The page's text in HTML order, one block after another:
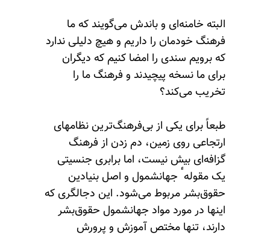
البته خامنه‌ای و باندش می‌گویند که ما
فرهنگ خودمان را داریم و هیچ دلیلی ندارد
که برویم سندی را امضا کنیم که دیگران
برای ما نسخه پیچیدند و فرهنگ ما را
تخریب می‌کند؟
طبعاً برای یکی از بی‌فرهنگ‌ترین نظامهای
ارتجاعی روی زمین، دم زدن از فرهنگ
گزافه‌ای بیش نیست، اما برابری جنسیتی
یک مقولهٴ جهانشمول و اصل بنیادین
حقوق‌بشر مربوط می‌شود. این دجالگری که
اینها در مورد مواد جهانشمول حقوق‌بشر
دارند، تنها مختص آموزش و پرورش